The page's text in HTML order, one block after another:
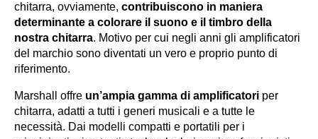
chitarra, ovviamente, contribuiscono in maniera
determinante a colorare il suono e il timbro della
nostra chitarra. Motivo per cui negli anni gli amplificatori
del marchio sono diventati un vero e proprio punto di
riferimento.
Marshall offre un’ampia gamma di amplificatori per
chitarra, adatti a tutti i generi musicali e a tutte le
necessità. Dai modelli compatti e portatili per i